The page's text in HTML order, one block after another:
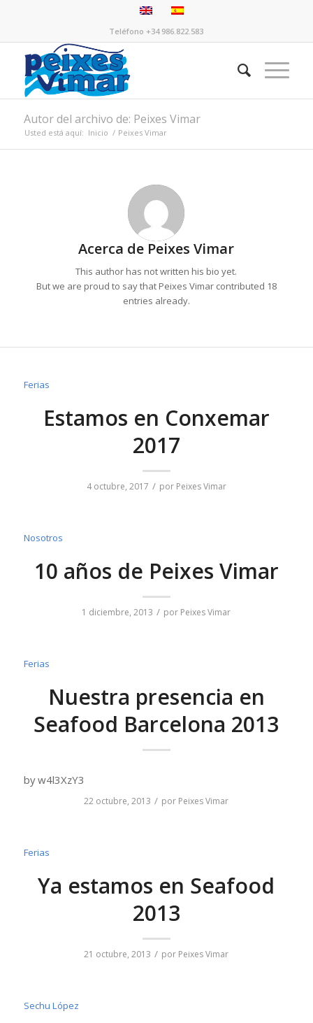
Teléfono +34 986.822.583
Autor del archivo de: Peixes Vimar
Usted está aquí: Inicio / Peixes Vimar
Acerca de Peixes Vimar
This author has not written his bio yet.
But we are proud to say that Peixes Vimarcontributed 18
entries already.
Ferias
Estamos en Conxemar
2017
4 octubre, 2017 / por Peixes Vimar
Nosotros
10 años de Peixes Vimar
1 diciembre, 2013 / por Peixes Vimar
Ferias
Nuestra presencia en
Seafood Barcelona 2013
by w4l3XzY3
22 octubre, 2013 / por Peixes Vimar
Ferias
Ya estamos en Seafood
2013
21 octubre, 2013 / por Peixes Vimar
Sechu López